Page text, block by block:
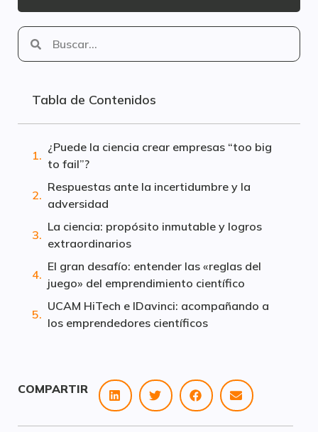
COMPARTIR
Tabla de Contenidos
¿Puede la ciencia crear empresas “too big
to fail”?
Respuestas ante la incertidumbre y la
adversidad
La ciencia: propósito inmutable y logros
extraordinarios
El gran desafío: entender las «reglas del
juego» del emprendimiento científico
UCAM HiTech e IDavinci: acompañando a
los emprendedores científicos